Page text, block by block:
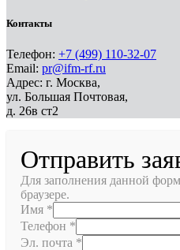
Контакты
Телефон: +7 (499) 110-32-07
Email: pr@ifm-rf.ru
Адрес: г. Москва,
ул. Большая Почтовая,
д. 26в ст2
Отправить
Для заполнения данной
браузере.
Имя *
Телефон *
Эл. почта *